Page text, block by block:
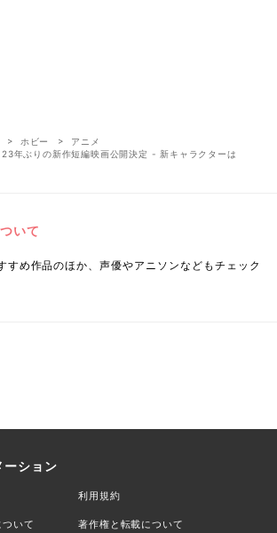
ホビー
アニメ
23年ぶりの新作短編映画公開決定 - 新キャラクターは
いて
すめ作品のほか、声優やアニソンなどもチェック
ーション
利用規約
いて 著作権と転載について